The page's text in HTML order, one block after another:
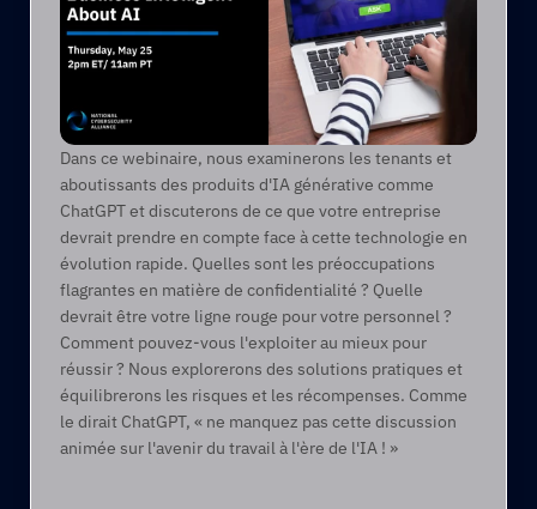
Dans ce webinaire, nous examinerons les tenants et
aboutissants des produits d'IA générative comme
ChatGPT et discuterons de ce que votre entreprise
devrait prendre en compte face à cette technologie en
évolution rapide. Quelles sont les préoccupations
flagrantes en matière de confidentialité ? Quelle
devrait être votre ligne rouge pour votre personnel ?
Comment pouvez-vous l'exploiter au mieux pour
réussir ? Nous explorerons des solutions pratiques et
équilibrerons les risques et les récompenses. Comme
le dirait ChatGPT, « ne manquez pas cette discussion
animée sur l'avenir du travail à l'ère de l'IA ! »